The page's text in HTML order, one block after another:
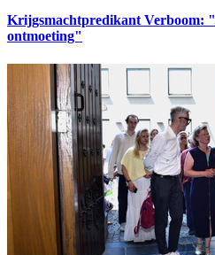
Krijgsmachtpredikant Verboom:
ontmoeting"